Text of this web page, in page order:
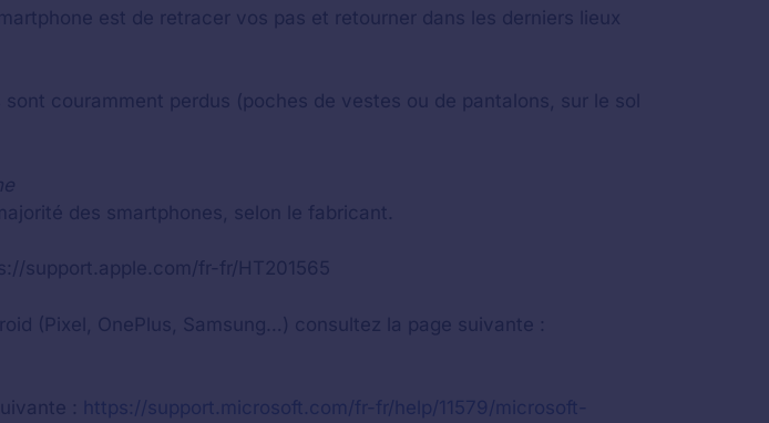
est de retracer vos pas et retourner dans les derniers lieux
couramment perdus (poches de vestes ou de pantalons, sur le sol
des smartphones, selon le fabricant.
support.apple.com/fr-fr/HT201565
(Pixel, OnePlus, Samsung…) consultez la page suivante :
: https://support.microsoft.com/fr-fr/help/11579/microsoft-